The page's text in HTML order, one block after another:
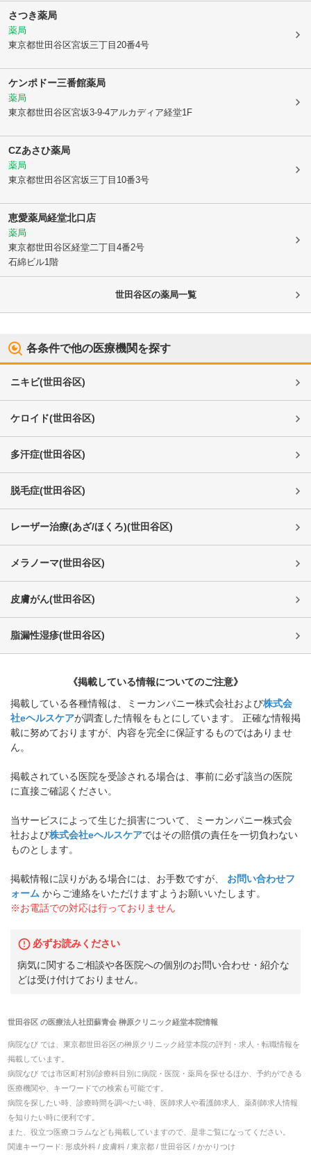
さつき薬局
薬局
東京都世田谷区宮坂三丁目20番4号
ケンポドー三番館薬局
薬局
東京都世田谷区宮坂3-9-4アルカディア経堂1F
CZあさひ薬局
薬局
東京都世田谷区宮坂三丁目10番3号
恵愛薬局経堂北口店
薬局
東京都世田谷区経堂二丁目4番2号
石綿ビル1階
世田谷区の薬局一覧
各条件で他の医療機関を探す
ニキビ(世田谷区)
ケロイド(世田谷区)
多汗症(世田谷区)
脱毛症(世田谷区)
レーザー治療(あざ/ほくろ)(世田谷区)
メラノーマ(世田谷区)
皮膚がん(世田谷区)
脂漏性湿疹(世田谷区)
《掲載している情報についてのご注意》
掲載している各種情報は、ミーカンパニー株式会社および株式会
社eヘルスケアが調査した情報をもとにしています。 正確な情報掲
載に努めておりますが、内容を完全に保証するものではありませ
ん。
掲載されている医院を受診される場合は、事前に必ず該当の医院
に直接ご確認ください。
当サービスによって生じた損害について、ミーカンパニー株式会
社および株式会社eヘルスケアではその賠償の責任を一切負わない
ものとします。
掲載情報に誤りがある場合には、お手数ですが、
お問い合わせフ
ォーム からご連絡をいただけますようお願いいたします。
※お電話での対応は行っておりません
必ずお読みください
病気に関するご相談や各医院への個別のお問い合わせ・紹介な
どは受け付けておりません。
世田谷区の医療法人社団蘇青会 榊原クリニック経堂本院情報
病院なび では、 東京都世田谷区の榊原クリニック経堂本院の評判・求人・転職情報を
掲載しています。
病院なび では市区町村別/診療科目別に病院・医院・薬局を探せるほか、予約ができる
医療機関や、キーワードでの検索も可能です。
病院を探したい時、診療時間を調べたい時、医師求人や看護師求人、薬剤師求人情報
を知りたい時に便利です。
また、役立つ医療コラムなども掲載していますので、是非ご覧になってください。
関連キーワード: 形成外科 / 皮膚科 / 東京都 / 世田谷区 / かかりつけ